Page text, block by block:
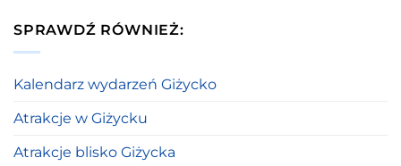
SPRAWDŹ RÓWNIEŻ:
Kalendarz wydarzeń Giżycko
Atrakcje w Giżycku
Atrakcje blisko Giżycka